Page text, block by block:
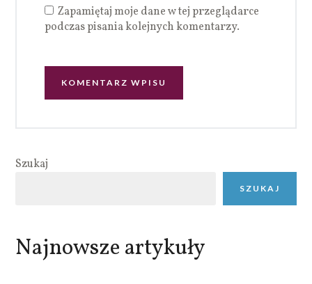
Zapamiętaj moje dane w tej przeglądarce
podczas pisania kolejnych komentarzy.
Szukaj
SZUKAJ
Najnowsze artykuły